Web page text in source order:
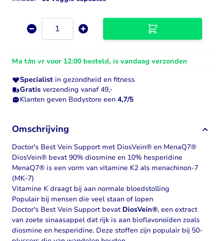
Aantal
Ma t/m vr voor 12:00 besteld, is vandaag verzonden
Specialist in gezondheid en fitness
Gratis verzending vanaf 49,-
Klanten geven Bodystore een 4,7/5
Omschrijving
Doctor's Best Vein Support met DiosVein® en MenaQ7®
DiosVein® bevat 90% diosmine en 10% hesperidine
MenaQ7® is een vorm van vitamine K2 als menachinon-7
(MK-7)
Vitamine K draagt bij aan normale bloedstolling
Populair bij mensen die veel staan of lopen
Doctor's Best Vein Support bevat DiosVein®, een extract
van zoete sinaasappel dat rijk is aan bioflavonoïden zoals
diosmine en hesperidine. Deze stoffen zijn populair bij 50-